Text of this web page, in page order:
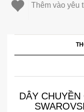
Thêm vào yêu
DÂY